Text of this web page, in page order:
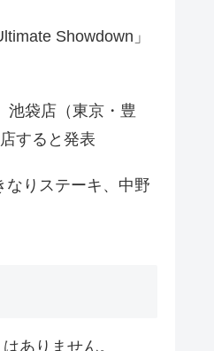
Showdown」
池袋店（東京・豊
すると発表
なりステーキ、中野
ありません。